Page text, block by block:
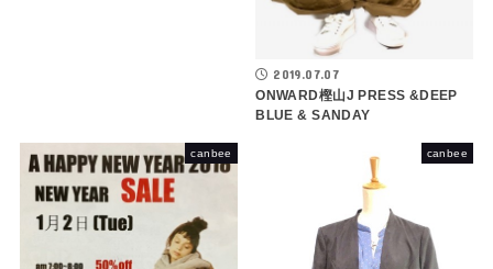
2019.07.07
ONWARD樫山J PRESS &DEEP
BLUE & SANDAY
canbee canbee